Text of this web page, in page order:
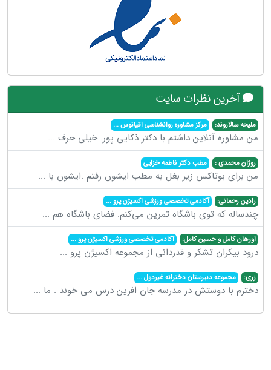
آخرین نظرات سایت
ملیحه سالاروند: مرکز مشاوره روانشناسی اقیانوس...
من مشاوره آنلاین داشتم با دکتر ذکایی پور. خیلی حرف ...
روژان محمدی : مطب دکتر فاطمه خزایی
من برای بوتاکس زیر بغل به مطب ایشون رفتم .ایشون با ...
رادین رحمانی: آکادمی تخصصی ورزشی اکسیژن پرو...
چندساله که توی باشگاه تمرین می‌کنم. فضای باشگاه هم ...
اورهان کامل و حسین کامل: آکادمی تخصصی ورزشی اکسیژن پرو...
درود بیکران تشکر و قدردانی از مجموعه اکسیژن پرو ...
زری: مجموعه دبیرستان دخترانه غیردول...
دخترم با دوستش در مدرسه جان افرین درس می خوند . ما ...